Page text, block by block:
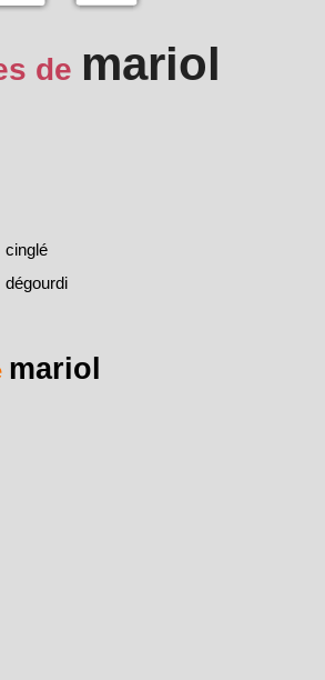
de mariol
cinglé
dégourdi
mariol